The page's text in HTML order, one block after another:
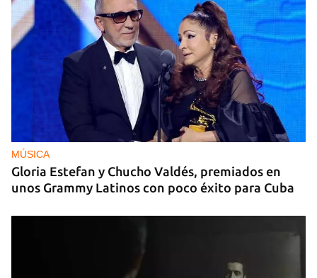
MÚSICA
Gloria Estefan y Chucho Valdés, premiados en
unos Grammy Latinos con poco éxito para Cuba